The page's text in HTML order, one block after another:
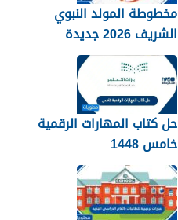
مخطوطة المولد النبوي
الشريف 2026 جديدة
حل كتاب المهارات الرقمية
خامس 1448